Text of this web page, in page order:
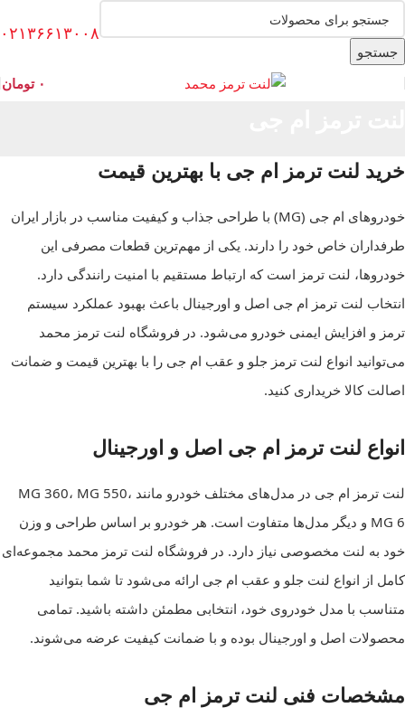
جستجو
۰۲۱۳۶۶۱۳۰۰۸
۰ تومان
خرید لنت ترمز ام جی با بهترین قیمت
خودروهای ام جی (MG) با طراحی جذاب و کیفیت مناسب در بازار ایران
طرفداران خاص خود را دارند. یکی از مهم‌ترین قطعات مصرفی این
خودروها، لنت ترمز است که ارتباط مستقیم با امنیت رانندگی دارد.
انتخاب لنت ترمز ام جی اصل و اورجینال باعث بهبود عملکرد سیستم
ترمز و افزایش ایمنی خودرو می‌شود. در فروشگاه لنت ترمز محمد
می‌توانید انواع لنت ترمز جلو و عقب ام جی را با بهترین قیمت و ضمانت
اصالت کالا خریداری کنید.
انواع لنت ترمز ام جی اصل و اورجینال
لنت ترمز ام جی در مدل‌های مختلف خودرو مانند MG 360، MG 550،
MG 6 و دیگر مدل‌ها متفاوت است. هر خودرو بر اساس طراحی و وزن
خود به لنت مخصوصی نیاز دارد. در فروشگاه لنت ترمز محمد مجموعه‌ای
کامل از انواع لنت جلو و عقب ام جی ارائه می‌شود تا شما بتوانید
متناسب با مدل خودروی خود، انتخابی مطمئن داشته باشید. تمامی
محصولات اصل و اورجینال بوده و با ضمانت کیفیت عرضه می‌شوند.
مشخصات فنی لنت ترمز ام جی